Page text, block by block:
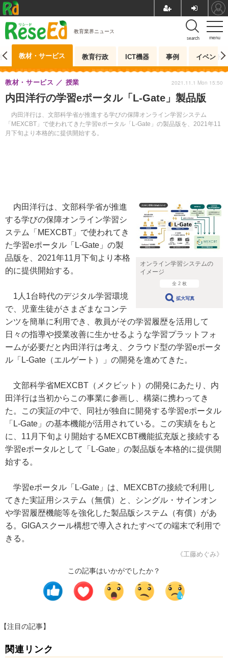
menu
search
教育業界ニュース
教材・サービス 教育行政 ICT機器 事例 イベント
内田洋行の学習eポータル「L-Gate」製品版
内田洋行は、文部科学省が推進する学びの保障オンライン学習システム
「MEXCBT」で使われてきた学習eポータル「L-Gate」の製品版を、2021年11
月下旬より本格的に提供開始する。
教材・サービス 授業 2021.11.1 Mon 15:50
オンライン学習システムの
イメージ
全 2 枚
拡大写真
内田洋行は、文部科学省が推進
する学びの保障オンライン学習シ
ステム「MEXCBT」で使われてき
た学習eポータル「L-Gate」の製
品版を、2021年11月下旬より本格
的に提供開始する。
1人1台時代のデジタル学習環境
で、児童生徒がさまざまなコンテ
ンツを簡単に利用でき、教員がその学習履歴を活用して
日々の指導や授業改善に生かせるような学習プラットフォ
ームが必要だと内田洋行は考え、クラウド型の学習eポータ
ル「L-Gate（エルゲート）」の開発を進めてきた。
文部科学省MEXCBT（メクビット）の開発にあたり、内
田洋行は当初からこの事業に参画し、構築に携わってき
た。この実証の中で、同社が独自に開発する学習eポータル
「L-Gate」の基本機能が活用されている。この実績をもと
に、11月下旬より開始するMEXCBT機能拡充版と接続する
学習eポータルとして「L-Gate」の製品版を本格的に提供開
始する。
学習eポータル「L-Gate」は、MEXCBTの接続で利用し
てきた実証用システム（無償）と、シングル・サインオン
や学習履歴機能等を強化した製品版システム（有償）があ
る。GIGAスクール構想で導入されたすべての端末で利用で
きる。
《工藤めぐみ》
この記事はいかがでしたか？
【注目の記事】
関連リンク